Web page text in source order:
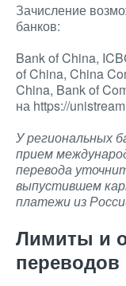
Зачисление
банков:
Bank of China,
of China, China
China, Bank of
на https://
У региональных
прием
перевода
выпустившем
платежи из
Лимиты и
переводов